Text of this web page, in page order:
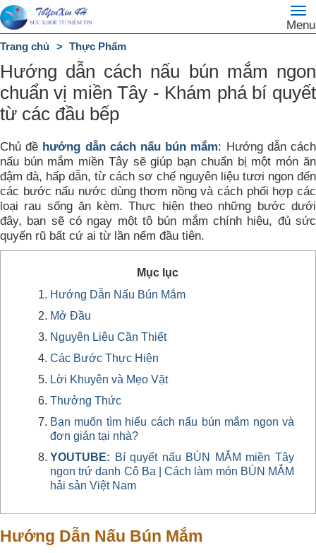
Menu
Trang
chủ
DANH
MỤC
Trang chủ Thực Phẩm
Hướng dẫn cách nấu bún mắm ngon
chuẩn vị miền Tây - Khám phá bí quyết
từ các đầu bếp
Chủ đề hướng dẫn cách nấu bún mắm: Hướng dẫn cách
nấu bún mắm miền Tây sẽ giúp bạn chuẩn bị một món ăn
đậm đà, hấp dẫn, từ cách sơ chế nguyên liệu tươi ngon đến
các bước nấu nước dùng thơm nồng và cách phối hợp các
loại rau sống ăn kèm. Thực hiện theo những bước dưới
đây, bạn sẽ có ngay một tô bún mắm chính hiệu, đủ sức
quyến rũ bất cứ ai từ lần nếm đầu tiên.
Mục lục
Hướng Dẫn Nấu Bún Mắm
Mở Đầu
Nguyên Liệu Cần Thiết
Các Bước Thực Hiện
Lời Khuyên và Mẹo Vặt
Thưởng Thức
Bạn muốn tìm hiểu cách nấu bún mắm ngon và
đơn giản tại nhà?
YOUTUBE: Bí quyết nấu BÚN MẮM miền Tây
ngon trứ danh Cô Ba | Cách làm món BÚN MẮM
hải sản Việt Nam
Hướng Dẫn Nấu Bún Mắm